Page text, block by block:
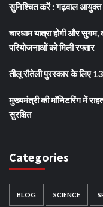
सुनिश्चित करें : गढ़वाल आयुक्त
चारधाम यात्रा होगी और
परियोजनाओं को मिली रफ्तार
तीलू रौतेली पुरस्कार के लिए
मुख्यमंत्री की मॉनिटरिंग में
सुरक्षित
Categories
BLOG SCIENCE